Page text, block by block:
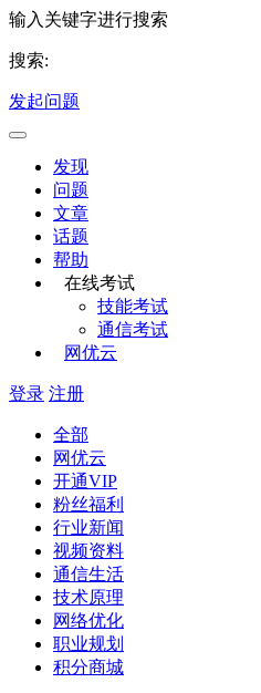
输入关键字进行搜索
搜索:
发起问题
发现
问题
文章
话题
帮助
在线考试
技能考试
通信考试
网优云
登录 注册
全部
网优云
开通VIP
粉丝福利
行业新闻
视频资料
通信生活
技术原理
网络优化
职业规划
积分商城